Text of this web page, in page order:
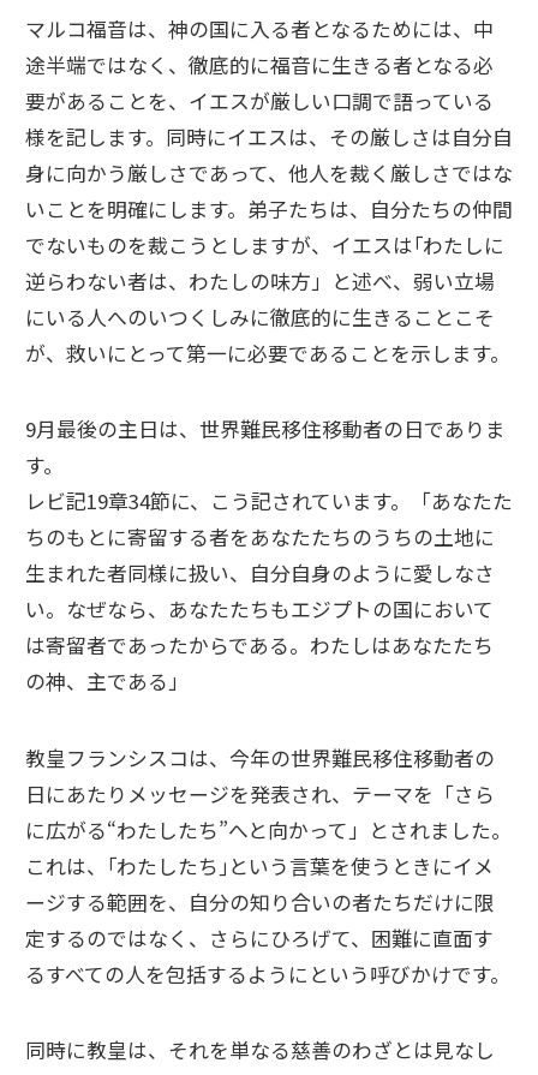
マルコ福音は、神の国に入る者となるためには、中
途半端ではなく、徹底的に福音に生きる者となる必
要があることを、イエスが厳しい口調で語っている
様を記します。同時にイエスは、その厳しさは自分自
身に向かう厳しさであって、他人を裁く厳しさではな
いことを明確にします。弟子たちは、自分たちの仲間
でないものを裁こうとしますが、イエスは｢わたしに
逆らわない者は、わたしの味方」と述べ、弱い立場
にいる人へのいつくしみに徹底的に生きることこそ
が、救いにとって第一に必要であることを示します。
9月最後の主日は、世界難民移住移動者の日でありま
す。
レビ記19章34節に、こう記されています。「あなたた
ちのもとに寄留する者をあなたたちのうちの土地に
生まれた者同様に扱い、自分自身のように愛しなさ
い。なぜなら、あなたたちもエジプトの国において
は寄留者であったからである。わたしはあなたたち
の神、主である」
教皇フランシスコは、今年の世界難民移住移動者の
日にあたりメッセージを発表され、テーマを「さら
に広がる“わたしたち”へと向かって」とされました。
これは、｢わたしたち｣という言葉を使うときにイメ
ージする範囲を、自分の知り合いの者たちだけに限
定するのではなく、さらにひろげて、困難に直面す
るすべての人を包括するようにという呼びかけです。
同時に教皇は、それを単なる慈善のわざとは見なし